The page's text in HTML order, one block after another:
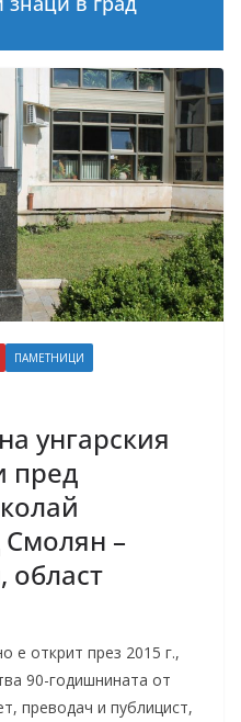
ПАМЕТНИЦИ
унгарския
пред
Смолян –
е открит през 2015 г.,
90-годишнината от
преводач и публицист,